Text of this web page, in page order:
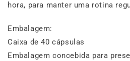
hora, para manter uma rotina
Embalagem:
Caixa de 40 cápsulas
Embalagem concebida para